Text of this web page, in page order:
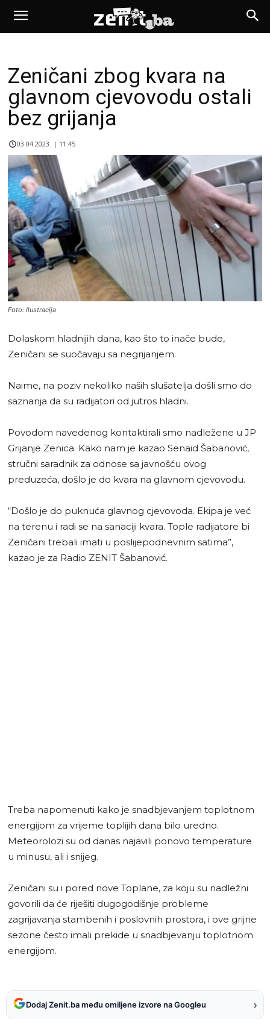
Zeničani zbog kvara na
glavnom cjevovodu ostali
bez grijanja
03.04.2023. | 11:45
Foto: Ilustracija
Dolaskom hladnijih dana, kao što to inače bude,
Zeničani se suočavaju sa negrijanjem.
Naime, na poziv nekoliko naših slušatelja došli smo do
saznanja da su radijatori od jutros hladni.
Povodom navedenog kontaktirali smo nadležene u JP
Grijanje Zenica. Kako nam je kazao Senaid Šabanović,
stručni saradnik za odnose sa javnošću ovog
preduzeća, došlo je do kvara na glavnom cjevovodu.
“Došlo je do puknuća glavnog cjevovoda. Ekipa je već
na terenu i radi se na sanaciji kvara. Tople radijatore bi
Zeničani trebali imati u poslijepodnevnim satima”,
kazao je za Radio ZENIT Šabanović.
Treba napomenuti kako je snadbjevanjem toplotnom
energijom za vrijeme toplijih dana bilo uredno.
Meteorolozi su od danas najavili ponovo temperature
u minusu, ali i snijeg.
Zeničani su i pored nove Toplane, za koju su nadležni
govorili da će riješiti dugogodišnje probleme
zagrijavanja stambenih i poslovnih prostora, i ove grijne
sezone često imali prekide u snadbjevanju toplotnom
energijom.
Dodaj Zenit.ba među omiljene izvore na Googleu ›